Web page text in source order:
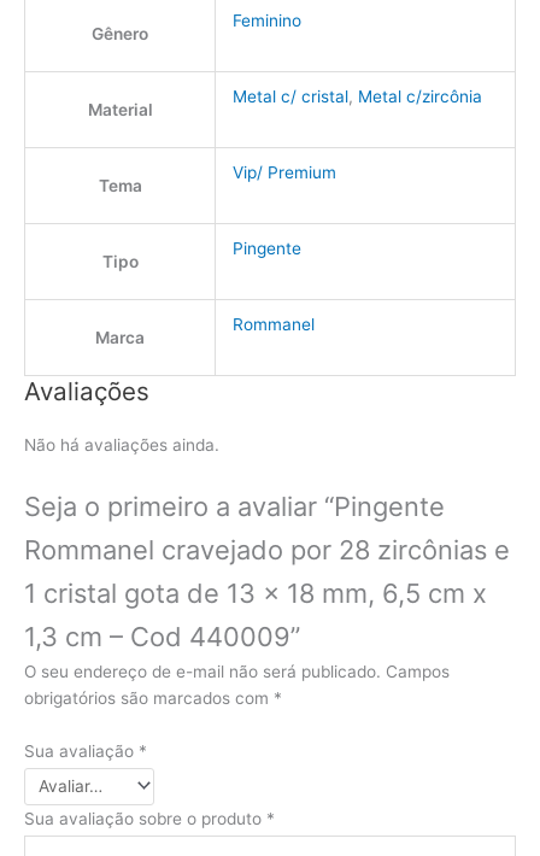
Gênero
Feminino
Material
Metal c/ cristal, Metal c/zircônia
Tema
Vip/ Premium
Tipo
Pingente
Marca
Rommanel
Avaliações
Não há avaliações ainda.
Seja o primeiro a avaliar “Pingente
Rommanel cravejado por 28 zircônias e
1 cristal gota de 13 x 18 mm, 6,5 cm x
1,3 cm – Cod 440009”
O seu endereço de e-mail não será publicado. Campos
obrigatórios são marcados com *
Sua avaliação *
Sua avaliação sobre o produto *